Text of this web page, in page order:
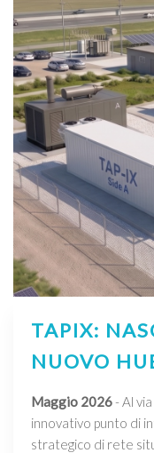
TAPIX:
NUOVO
Maggio 2026- Al
innovativo punto di
strategico di rete